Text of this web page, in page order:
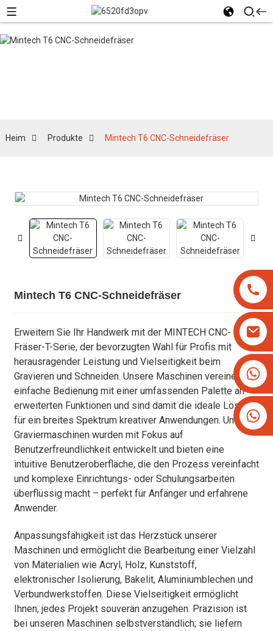
+8613825779334
+16266628193
Heim Produkte Mintech T6 CNC-Schneidefräser
Mintech T6 CNC-Schneidefräser
Erweitern Sie Ihr Handwerk mit der MINTECH CNC-
Fräser-T-Serie, der bevorzugten Wahl für Profis mit
herausragender Leistung und Vielseitigkeit beim
Gravieren und Schneiden. Unsere Maschinen vereinen
einfache Bedienung mit einer umfassenden Palette an
erweiterten Funktionen und sind damit die ideale Lösung
für ein breites Spektrum kreativer Anwendungen. Unsere
Graviermaschinen wurden mit Fokus auf
Benutzerfreundlichkeit entwickelt und bieten eine
intuitive Benutzeroberfläche, die den Prozess vereinfacht
und komplexe Einrichtungs- oder Schulungsarbeiten
überflüssig macht – perfekt für Anfänger und erfahrene
Anwender.
Anpassungsfähigkeit ist das Herzstück unserer
Maschinen und ermöglicht die Bearbeitung einer Vielzahl
von Materialien wie Acryl, Holz, Kunststoff,
elektronischer Isolierung, Bakelit, Aluminiumblechen und
Verbundwerkstoffen. Diese Vielseitigkeit ermöglicht
Ihnen, jedes Projekt souverän anzugehen. Präzision ist
bei unseren Maschinen selbstverständlich; sie liefern